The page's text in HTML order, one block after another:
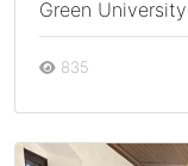
Green University
835